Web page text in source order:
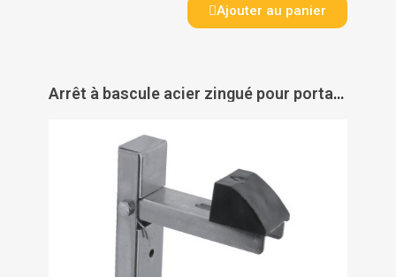
Ajouter au panier
Arrêt à bascule acier zingué pour portail battant - TORBEL